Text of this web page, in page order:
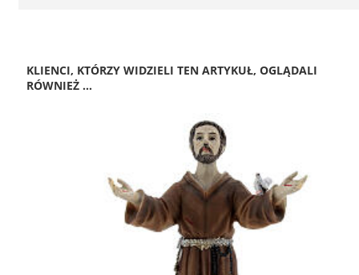
KLIENCI, KTÓRZY WIDZIELI TEN ARTYKUŁ, OGLĄDALI
RÓWNIEŻ ...